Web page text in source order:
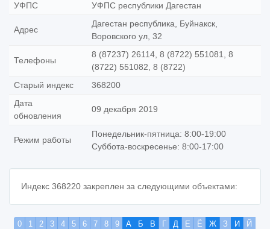
УФПС
УФПС республики Дагестан
Адрес
Дагестан республика, Буйнакск,
Воровского ул, 32
Телефоны
8 (87237) 26114, 8 (8722) 551081, 8
(8722) 551082, 8 (8722)
Старый индекс
368200
Дата
обновления
09 декабря 2019
Режим работы
Понедельник-пятница: 8:00-19:00
Суббота-воскресенье: 8:00-17:00
Индекс 368220 закреплен за следующими объектами:
0 1 2 3 4 5 6 7 8 9 А Б В Г Д Е Ё Ж З И
Й